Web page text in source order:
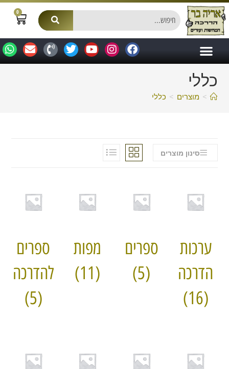
0
כללי
> מוצרים > כללי
סינון מוצרים
ערכות
הדרכה
(16)
ספרים
(5)
מפות
(11)
ספרים
להדרכה
(5)